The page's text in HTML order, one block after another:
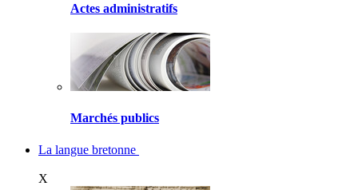
Actes administratifs
Marchés publics
La langue bretonne
X